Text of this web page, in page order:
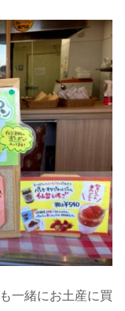
も一緒にお土産に買